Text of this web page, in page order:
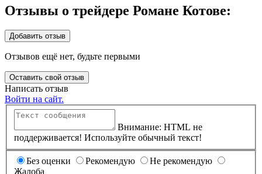
Отзывы о трейдере Романе Котове:
Добавить отзыв
Отзывов ещё нет, будьте первыми
Оставить свой отзыв
Написать отзыв
Войти на сайт.
Внимание: HTML не
поддерживается! Используйте обычный текст!
Без оценки Рекомендую
Не рекомендую
Жалоба